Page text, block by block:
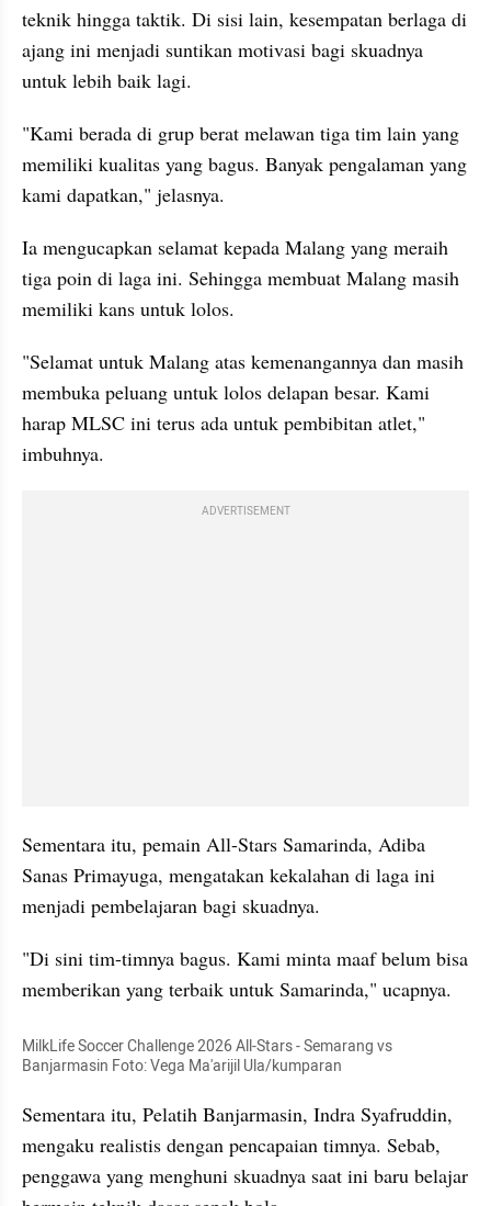
teknik hingga taktik. Di sisi lain, kesempatan berlaga di
ajang ini menjadi suntikan motivasi bagi skuadnya
untuk lebih baik lagi.
"Kami berada di grup berat melawan tiga tim lain yang
memiliki kualitas yang bagus. Banyak pengalaman yang
kami dapatkan," jelasnya.
Ia mengucapkan selamat kepada Malang yang meraih
tiga poin di laga ini. Sehingga membuat Malang masih
memiliki kans untuk lolos.
"Selamat untuk Malang atas kemenangannya dan masih
membuka peluang untuk lolos delapan besar. Kami
harap MLSC ini terus ada untuk pembibitan atlet,"
imbuhnya.
ADVERTISEMENT
Sementara itu, pemain All-Stars Samarinda, Adiba
Sanas Primayuga, mengatakan kekalahan di laga ini
menjadi pembelajaran bagi skuadnya.
"Di sini tim-timnya bagus. Kami minta maaf belum bisa
memberikan yang terbaik untuk Samarinda," ucapnya.
MilkLife Soccer Challenge 2026 All-Stars - Semarang vs
Banjarmasin Foto: Vega Ma'arijil Ula/kumparan
Sementara itu, Pelatih Banjarmasin, Indra Syafruddin,
mengaku realistis dengan pencapaian timnya. Sebab,
penggawa yang menghuni skuadnya saat ini baru belajar